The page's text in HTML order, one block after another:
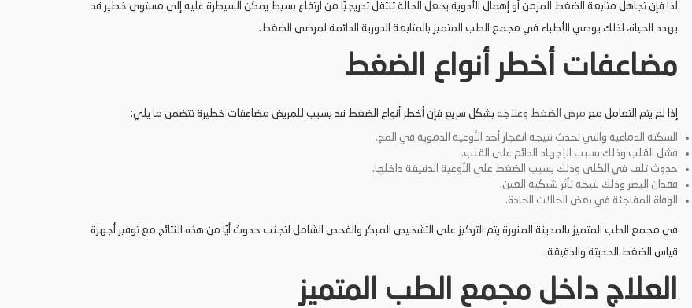
لذا فإن تجاهل متابعة الضغط المزمن أو إهمال الأدوية يجعل الحالة تنتقل تدريجيًا من ارتفاع بسيط يمكن السيطرة عليه إلى مستوى خطير قد
يهدد الحياة، لذلك يوصي الأطباء في مجمع الطب المتميز بالمتابعة الدورية الدائمة لمرضى الضغط.
مضاعفات أخطر أنواع الضغط
إذا لم يتم التعامل مع مرض الضغط وعلاجه بشكل سريع فإن أخطر أنواع الضغط قد يسبب للمريض مضاعفات خطيرة تتضمن ما يلي:
السكتة الدماغية والتي تحدث نتيجة انفجار أحد الأوعية الدموية في المخ.
فشل القلب وذلك بسبب الإجهاد الدائم على القلب.
حدوث تلف في الكلى وذلك بسبب الضغط على الأوعية الدقيقة داخلها.
فقدان البصر وذلك نتيجة تأثر شبكية العين.
الوفاة المفاجئة في بعض الحالات الحادة.
في مجمع الطب المتميز بالمدينة المنورة يتم التركيز على التشخيص المبكر والفحص الشامل لتجنب حدوث أيًا من هذه النتائج مع توفير أجهزة
قياس الضغط الحديثة والدقيقة.
العلاج داخل مجمع الطب المتميز